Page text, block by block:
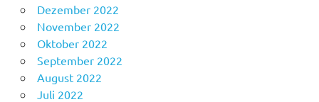
Dezember 2022
November 2022
Oktober 2022
September 2022
August 2022
Juli 2022